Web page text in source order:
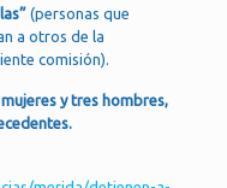
(personas que
a otros de la
comisión).
y tres hombres,